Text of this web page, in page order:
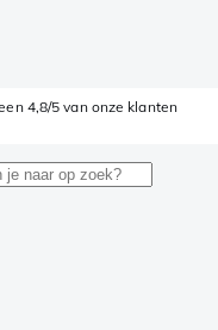
4,8/5 van onze klanten